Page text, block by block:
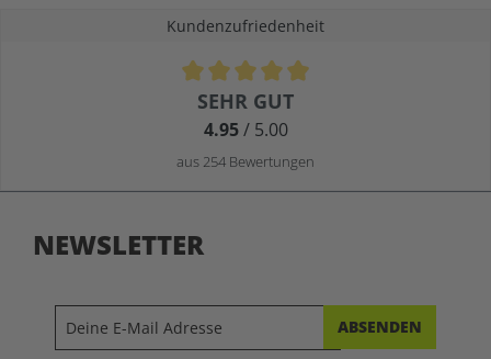
Kundenzufriedenheit
Durchschnittliche Bewertung von 4.9 von 5 Sternen
SEHR GUT
4.95/ 5.00
aus 254 Bewertungen
NEWSLETTER
ABSENDEN